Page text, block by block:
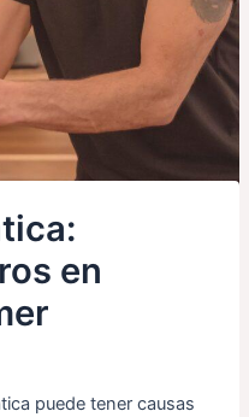
en
puede tener causas